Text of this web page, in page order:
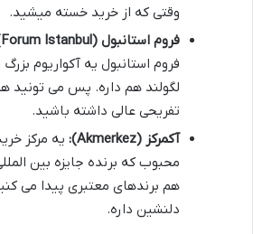
وقتی که از خرید خسته میشید.
فروم استانبول (Forum Istanbul):
لگولند هم داره. پس می تونید
تفریحی عالی داشته باشید.
آکمرکز (Akmerkez):
یه مرکز
محبوب که برنده جایزه بین
هم برندهای معتبری پیدا می
دلنشین داره.